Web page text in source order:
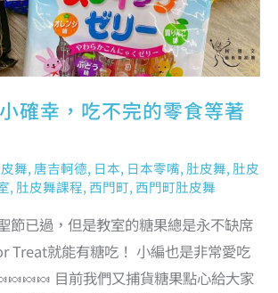
確幸，吃不完的零食等著
舞, 唐吉軻德, 日本, 日本零嘴, 肚皮舞, 肚皮
, 肚皮舞課程, 西門町, 西門町肚皮舞
節已過，但是教室的糖果總是永不缺席
Treat就能有糖吃！ 小編也是非常愛吃
目前我們又捕貨糖果點心給大家